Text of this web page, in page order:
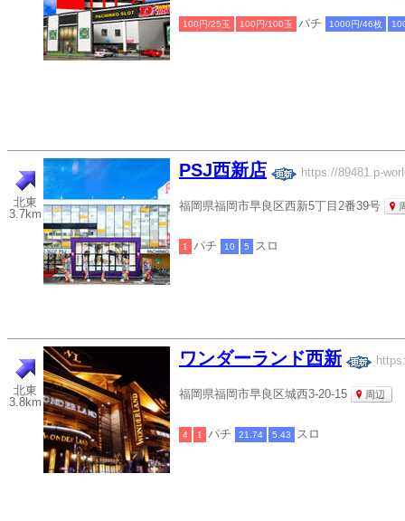
100円/25玉 100円/100玉 パチ 1000円/46枚
北東
3.7km
PSJ西新店 https://89481.p-
福岡県福岡市早良区西新5丁目2番39号
1 パチ 10 5 スロ
北東
3.8km
ワンダーランド西新
福岡県福岡市早良区城西3-20-15 周辺
4 1 パチ 21.74 5.43 スロ